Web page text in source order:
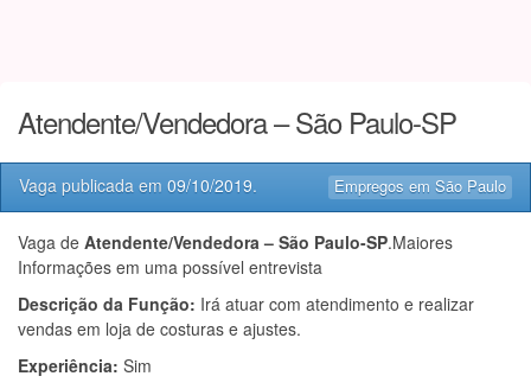
Atendente/Vendedora – São Paulo-SP
Empregos em São Paulo
Vaga publicada em 09/10/2019.
Vaga de Atendente/Vendedora – São Paulo-SP.Maiores
Informações em uma possível entrevista
Descrição da Função: Irá atuar com atendimento e realizar
vendas em loja de costuras e ajustes.
Experiência: Sim